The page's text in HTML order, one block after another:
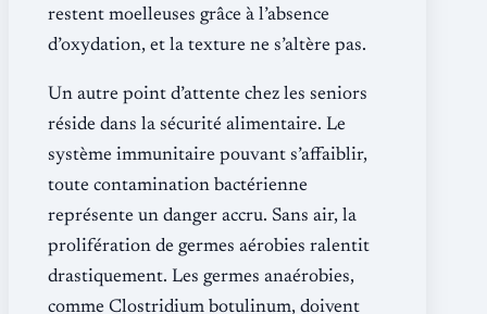
restent moelleuses grâce à l’absence
d’oxydation, et la texture ne s’altère pas.
Un autre point d’attente chez les seniors
réside dans la sécurité alimentaire. Le
système immunitaire pouvant s’affaiblir,
toute contamination bactérienne
représente un danger accru. Sans air, la
prolifération de germes aérobies ralentit
drastiquement. Les germes anaérobies,
comme Clostridium botulinum, doivent